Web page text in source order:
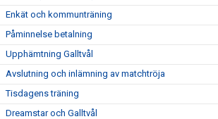
Enkät och kommunträning
Påminnelse betalning
Upphämtning Galltvål
Avslutning och inlämning av matchtröja
Tisdagens träning
Dreamstar och Galltvål